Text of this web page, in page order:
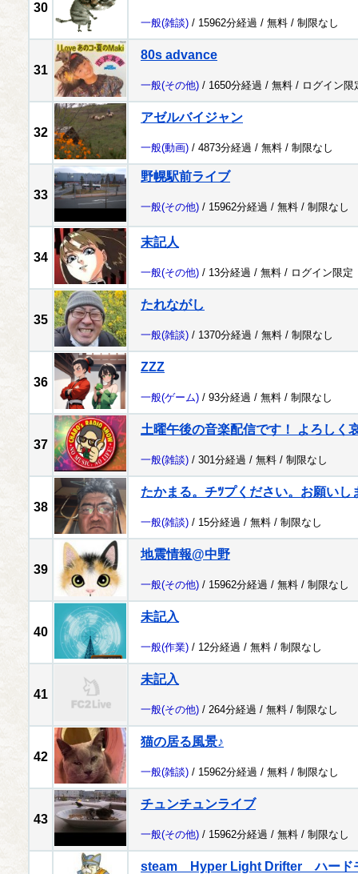
30
一般(雑談) / 15962分経過 / 無料 / 制限なし
31
80s advance
一般(その他) / 1650分経過 / 無料 / ログイン限
32
アゼルバイジャン
一般(動画) / 4873分経過 / 無料 / 制限なし
33
野幌駅前ライブ
一般(その他) / 15962分経過 / 無料 / 制限なし
34
末記人
一般(その他) / 13分経過 / 無料 / ログイン限定
35
たれながし
一般(雑談) / 1370分経過 / 無料 / 制限なし
36
ZZZ
一般(ゲーム) / 93分経過 / 無料 / 制限なし
37
土曜午後の音楽配信です！ よろしく
一般(雑談) / 301分経過 / 無料 / 制限なし
38
たかまる。チﾂプください。お願いし
一般(雑談) / 15分経過 / 無料 / 制限なし
39
地震情報@中野
一般(その他) / 15962分経過 / 無料 / 制限なし
40
未記入
一般(作業) / 12分経過 / 無料 / 制限なし
41
未記入
一般(その他) / 264分経過 / 無料 / 制限なし
42
猫の居る風景♪
一般(雑談) / 15962分経過 / 無料 / 制限なし
43
チュンチュンライブ
一般(その他) / 15962分経過 / 無料 / 制限なし
steam Hyper Light Drifter ハード